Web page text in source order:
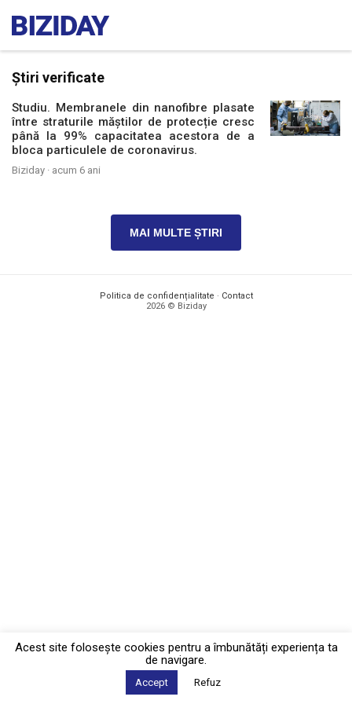
Știri verificate
Studiu. Membranele din nanofibre plasate
între straturile măștilor de protecție cresc
până la 99% capacitatea acestora de a
bloca particulele de coronavirus.
Biziday · acum 6 ani
MAI MULTE ȘTIRI
Politica de confidențialitate · Contact
2026 © Biziday
Acest site foloseşte cookies pentru a îmbunătăți experiența ta
de navigare.
Accept Refuz